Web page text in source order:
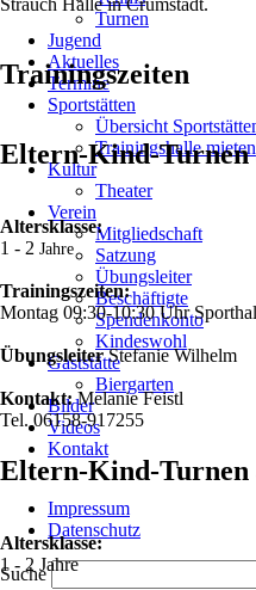
Turnen
Jugend
Aktuelles
Termine
Sportstätten
Übersicht
Trainingshalle mieten
Kultur
Theater
Verein
Mitgliedschaft
Satzung
Übungsleiter
Beschäftigte
Spendenkonto
Kindeswohl
Gaststätte
Biergarten
Bilder
Videos
Kontakt
überspringen
Impressum
Datenschutz
Suche
Strauch Halle in Crumstadt.
Trainingszeiten
Eltern-Kind-Turnen
Altersklasse:
1 - 2 Jahre
Trainingszeiten:
Montag 09:30-10:30 Uhr
ÜbungsleiterStefanie Wilhelm
Kontakt:Melanie Feistl
Tel. 06158-917255
Eltern-Kind-Turnen
Altersklasse:
1 - 2 Jahre